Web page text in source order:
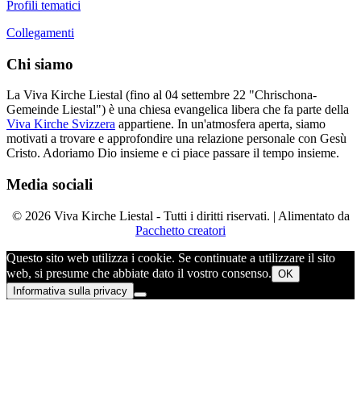
Profili tematici
Collegamenti
Chi siamo
La Viva Kirche Liestal (fino al 04 settembre 22 "Chrischona-
Gemeinde Liestal") è una chiesa evangelica libera che fa parte della
Viva Kirche Svizzera appartiene. In un'atmosfera aperta, siamo
motivati a trovare e approfondire una relazione personale con Gesù
Cristo. Adoriamo Dio insieme e ci piace passare il tempo insieme.
Media sociali
© 2026 Viva Kirche Liestal - Tutti i diritti riservati. | Alimentato da
Pacchetto creatori
Questo sito web utilizza i cookie. Se continuate a utilizzare il sito
web, si presume che abbiate dato il vostro consenso. OK
Informativa sulla privacy